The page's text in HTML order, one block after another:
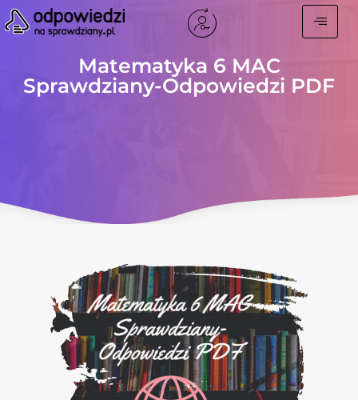
Matematyka 6 MAC
Sprawdziany-Odpowiedzi PDF